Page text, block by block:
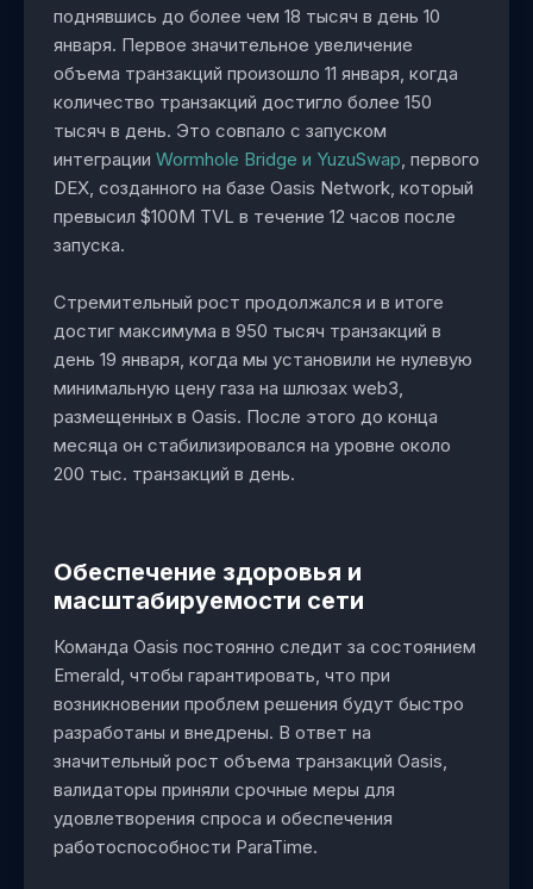
поднявшись до более чем 18 тысяч в день 10
января. Первое значительное увеличение
объема транзакций произошло 11 января, когда
количество транзакций достигло более 150
тысяч в день. Это совпало с запуском
интеграции Wormhole Bridge и YuzuSwap , первого
DEX, созданного на базе Oasis Network, который
превысил $100M TVL в течение 12 часов после
запуска.
Стремительный рост продолжался и в итоге
достиг максимума в 950 тысяч транзакций в
день 19 января, когда мы установили не нулевую
минимальную цену газа на шлюзах web3,
размещенных в Oasis. После этого до конца
месяца он стабилизировался на уровне около
200 тыс. транзакций в день.
Обеспечение здоровья и
масштабируемости сети
Команда Oasis постоянно следит за состоянием
Emerald, чтобы гарантировать, что при
возникновении проблем решения будут быстро
разработаны и внедрены. В ответ на
значительный рост объема транзакций Oasis,
валидаторы приняли срочные меры для
удовлетворения спроса и обеспечения
работоспособности ParaTime.